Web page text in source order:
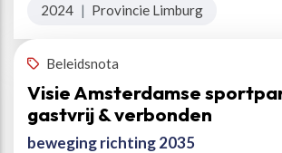
2024 | Provincie Limburg
Beleidsnota
Visie Amsterdamse
gastvrij & verbonden
beweging richting 2035